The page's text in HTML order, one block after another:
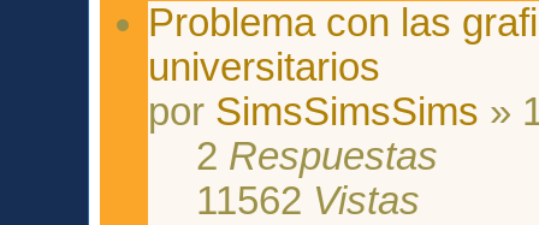
Problema con las
universitarios
por SimsSimsSims »
2 Respuestas
11562 Vistas